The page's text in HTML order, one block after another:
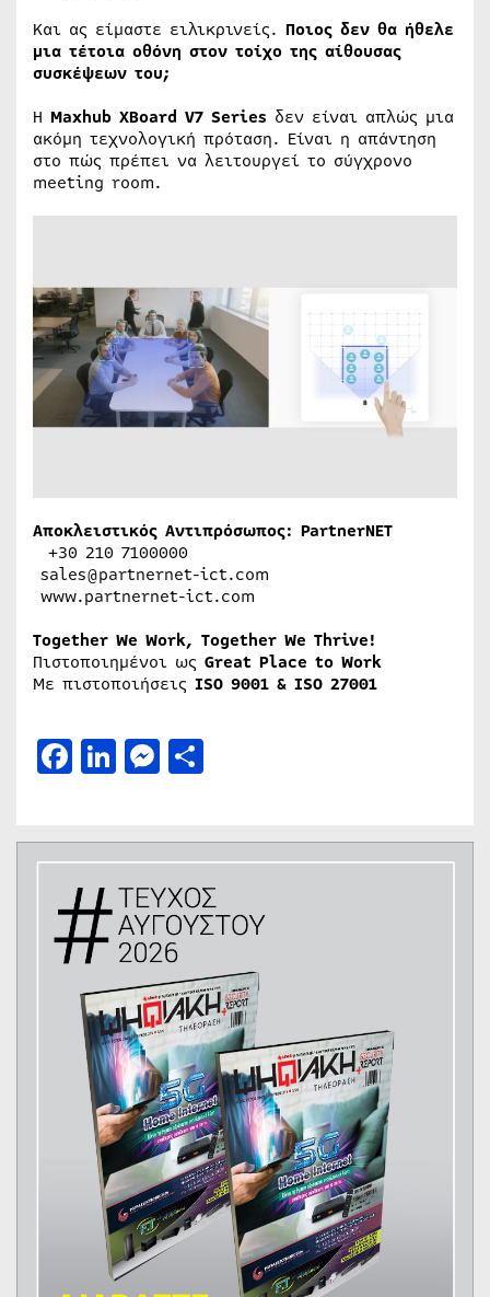
Και ας είμαστε ειλικρινείς. Ποιος δεν θα ήθελε
μια τέτοια οθόνη στον τοίχο της αίθουσας
συσκέψεων του;
Η Maxhub XBoard V7 Series δεν είναι απλώς μια
ακόμη τεχνολογική πρόταση. Είναι η απάντηση
στο πώς πρέπει να λειτουργεί το σύγχρονο
meeting room.
Αποκλειστικός Αντιπρόσωπος: PartnerNET
+30 210 7100000
sales@partnernet-ict.com
www.partnernet-ict.com
Together We Work, Together We Thrive!
Πιστοποιημένοι ως Great Place to Work
Με πιστοποιήσεις ISO 9001 & ISO 27001
Facebook
LinkedIn
Messenger